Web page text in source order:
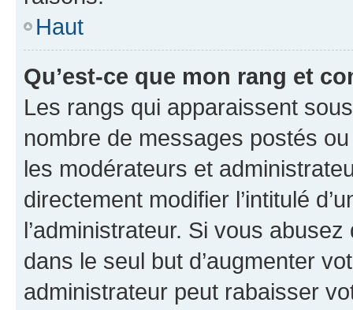
Haut
Qu’est-ce que mon rang et
Les rangs qui apparaissent
nombre de messages postés
les modérateurs et
directement modifier l’intitulé
l’administrateur. Si vous
dans le seul but d’augmenter
administrateur peut rabaisser